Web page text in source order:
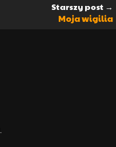
Starszy post →
Moja wigilia